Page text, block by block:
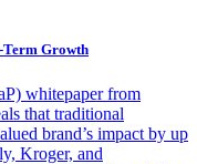
Growth
whitepaper from
that traditional
brand’s impact by up
Kroger, and